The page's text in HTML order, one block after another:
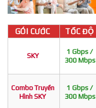
GÓI CƯỚC TỐC ĐỘ
SKY
1 Gbps /
300 Mbps
Combo Truyền
Hình SKY
1 Gbps /
300 Mbps